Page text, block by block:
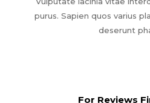
purus. Sapien quos varius
deserunt
For Reviews